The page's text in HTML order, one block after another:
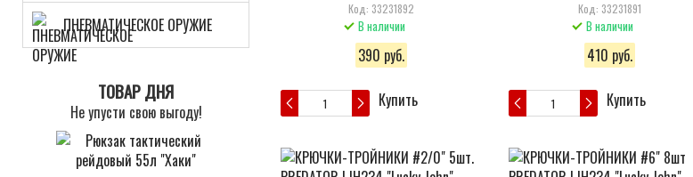
ПНЕВМАТИЧЕСКОЕ ОРУЖИЕ
ТОВАР ДНЯ
Не упусти свою выгоду!
Код: 33231892
В наличии
390 руб.
Купить
Код: 33231891
В наличии
410 руб.
Купить